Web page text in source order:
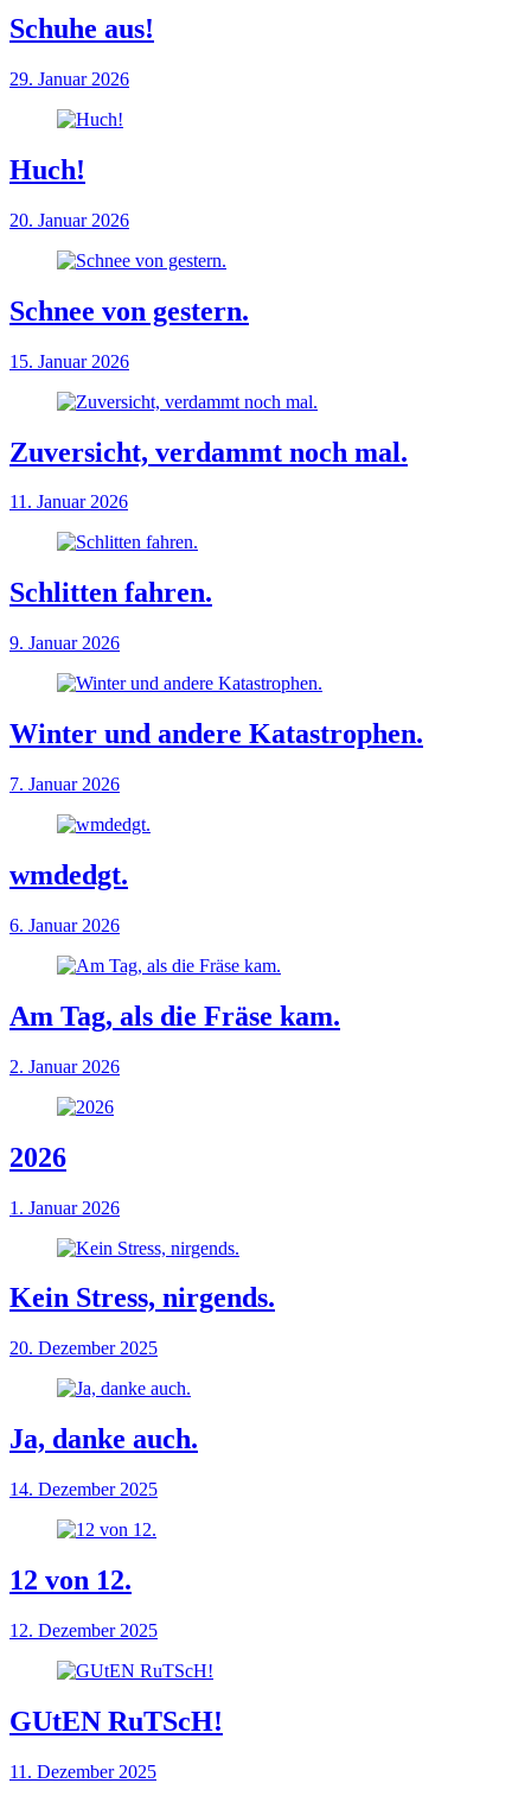
Schuhe aus!
29. Januar 2026
Huch!
20. Januar 2026
Schnee von gestern.
15. Januar 2026
Zuversicht, verdammt noch mal.
11. Januar 2026
Schlitten fahren.
9. Januar 2026
Winter und andere Katastrophen.
7. Januar 2026
wmdedgt.
6. Januar 2026
Am Tag, als die Fräse kam.
2. Januar 2026
2026
1. Januar 2026
Kein Stress, nirgends.
20. Dezember 2025
Ja, danke auch.
14. Dezember 2025
12 von 12.
12. Dezember 2025
GUtEN RuTScH!
11. Dezember 2025